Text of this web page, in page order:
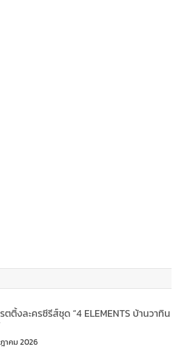
ตติ้งละครซีรีส์ชุด “4 ELEMENTS บ้านวาทิน
าคม 2026